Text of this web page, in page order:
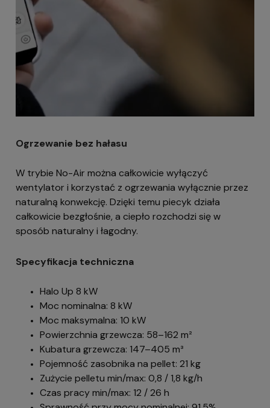
Ogrzewanie bez hałasu
W trybie No-Air można całkowicie wyłączyć
wentylator i korzystać z ogrzewania wyłącznie przez
naturalną konwekcję. Dzięki temu piecyk działa
całkowicie bezgłośnie, a ciepło rozchodzi się w
sposób naturalny i łagodny.
Specyfikacja techniczna
Halo Up 8 kW
Moc nominalna: 8 kW
Moc maksymalna: 10 kW
Powierzchnia grzewcza: 58–162 m²
Kubatura grzewcza: 147–405 m³
Pojemność zasobnika na pellet: 21 kg
Zużycie pelletu min/max: 0,8 / 1,8 kg/h
Czas pracy min/max: 12 / 26 h